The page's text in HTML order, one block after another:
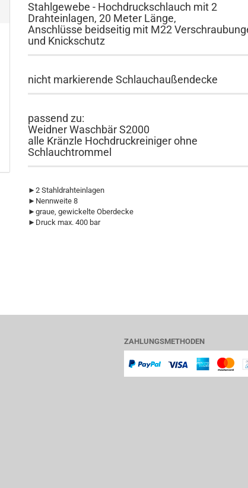
Stahlgewebe - Hochdruckschlauch mit 2
Drahteinlagen, 20 Meter Länge,
Anschlüsse beidseitig mit M22
und Knickschutz
nicht markierende Schlauchaußendecke
passend zu:
Weidner Waschbär S2000
alle Kränzle Hochdruckreiniger ohne
Schlauchtrommel
►2 Stahldrahteinlagen
►Nennweite 8
►graue, gewickelte Oberdecke
►Druck max. 400 bar
ZAHLUNGSMETHODEN